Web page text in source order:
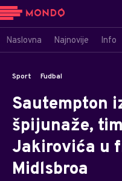
Naslovna Najnovije Info
Sport Fudbal
Sautempton
špijunaže,
Jakirovića u
Midlsbroa